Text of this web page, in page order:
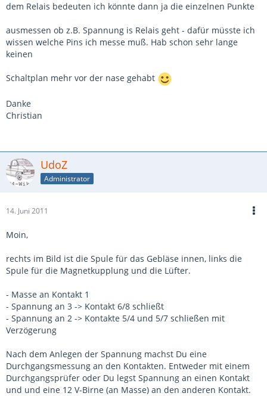
dem Relais bedeuten ich könnte dann ja die einzelnen Punkte
ausmessen ob z.B. Spannung is Relais geht - dafür müsste ich
wissen welche Pins ich messe muß. Hab schon sehr lange
keinen
Schaltplan mehr vor der nase gehabt
Danke
Christian
UdoZ
Administrator
14. Juni 2011
Moin,
rechts im Bild ist die Spule für das Gebläse innen, links die
Spule für die Magnetkupplung und die Lüfter.
- Masse an Kontakt 1
- Spannung an 3 -> Kontakt 6/8 schließt
- Spannung an 2 -> Kontakte 5/4 und 5/7 schließen mit
Verzögerung
Nach dem Anlegen der Spannung machst Du eine
Durchgangsmessung an den Kontakten. Entweder mit einem
Durchgangsprüfer oder Du legst Spannung an einen Kontakt
und und eine 12 V-Birne (an Masse) an den anderen Kontakt.